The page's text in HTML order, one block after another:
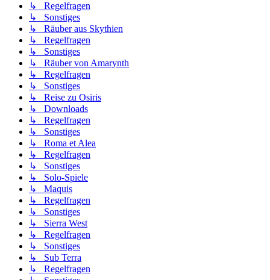
↳ Regelfragen
↳ Sonstiges
↳ Räuber aus Skythien
↳ Regelfragen
↳ Sonstiges
↳ Räuber von Amarynth
↳ Regelfragen
↳ Sonstiges
↳ Reise zu Osiris
↳ Downloads
↳ Regelfragen
↳ Sonstiges
↳ Roma et Alea
↳ Regelfragen
↳ Sonstiges
↳ Solo-Spiele
↳ Maquis
↳ Regelfragen
↳ Sonstiges
↳ Sierra West
↳ Regelfragen
↳ Sonstiges
↳ Sub Terra
↳ Regelfragen